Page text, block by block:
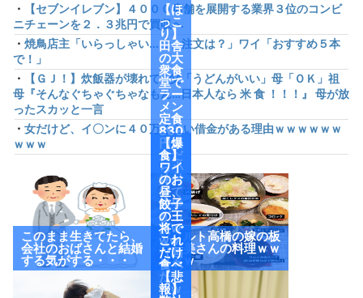
・
【セブンイレブン】４０００店舗を展開する業界３位のコンビ
ニチェーンを２．３兆円で買収へ
・ 焼鳥店主「いらっしゃい...で、注文は？」ワイ「おすすめ５本
で！」
・
【ＧＪ！】炊飯器が壊れて…父「うどんがいい」母「ＯＫ」祖
母『そんなぐちゃぐちゃなもん…日本人なら 米 食 ！！！』 母が放
ったスカッと一言
・ 女だけど、イ〇ンに４０万くらい借金がある理由ｗｗｗｗｗｗ
ｗｗｗ
このまま生きてたら、
会社のおばさんと結婚
する気がする・・・
ヤクルト高橋の嫁の板
野友美さんの料理ｗｗ
ｗｗｗ
【ほ
っこ
り】
田舎
の大
衆食
堂で
ラー
メン
定食
830
円頼
んだ
ら小
鉢付
けて
来や
がっ
たw
ww
（画
像あ
り）
【爆
食】
ワイ
のお
昼、
餃子
の王
将で
これ
だけ
食べ
たっ
たw
【悲
報】